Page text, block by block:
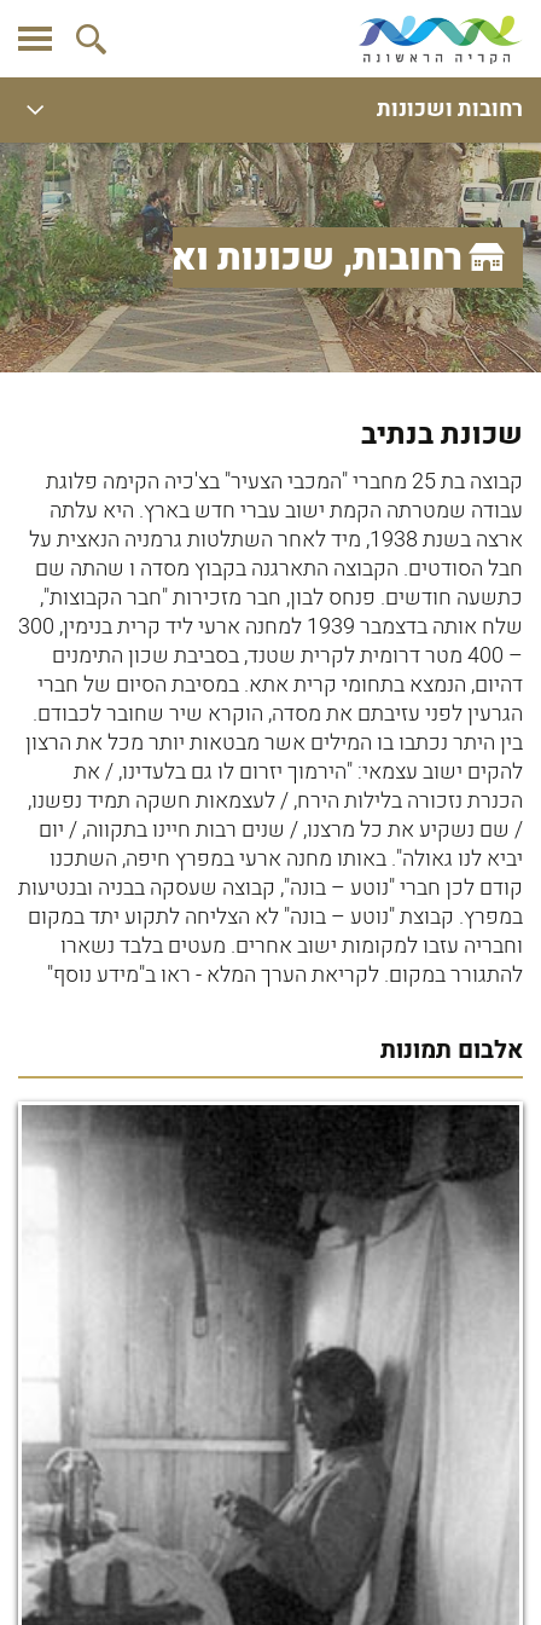
רחובות ושכונות
רחובות, שכונות ואתרים
שכונת בנתיב
קבוצה בת 25 מחברי "המכבי הצעיר" בצ'כיה הקימה פלוגת
עבודה שמטרתה הקמת ישוב עברי חדש בארץ. היא עלתה
ארצה בשנת 1938, מיד לאחר השתלטות גרמניה הנאצית על
חבל הסודטים. הקבוצה התארגנה בקבוץ מסדה ו שהתה שם
כתשעה חודשים. פנחס לבון, חבר מזכירות "חבר הקבוצות",
שלח אותה בדצמבר 1939 למחנה ארעי ליד קרית בנימין, 300
– 400 מטר דרומית לקרית שטנד, בסביבת שכון התימנים
דהיום, הנמצא בתחומי קרית אתא. במסיבת הסיום של חברי
הגרעין לפני עזיבתם את מסדה, הוקרא שיר שחובר לכבודם.
בין היתר נכתבו בו המילים אשר מבטאות יותר מכל את הרצון
להקים ישוב עצמאי: "הירמוך יזרום לו גם בלעדינו, / את
הכנרת נזכורה בלילות הירח, / לעצמאות חשקה תמיד נפשנו,
/ שם נשקיע את כל מרצנו, / שנים רבות חיינו בתקווה, / יום
יביא לנו גאולה". באותו מחנה ארעי במפרץ חיפה, השתכנו
קודם לכן חברי "נוטע – בונה", קבוצה שעסקה בבניה ובנטיעות
במפרץ. קבוצת "נוטע – בונה" לא הצליחה לתקוע יתד במקום
וחבריה עזבו למקומות ישוב אחרים. מעטים בלבד נשארו
להתגורר במקום. לקריאת הערך המלא - ראו ב"מידע נוסף"
אלבום תמונות